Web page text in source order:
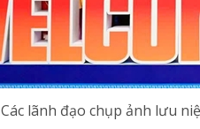
Các lãnh đạo chụp ảnh lưu